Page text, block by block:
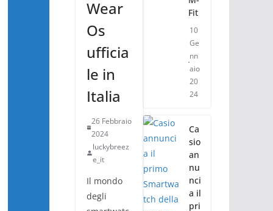
Wear
Os
ufficia
le in
Italia
26 Febbraio
2024
luckybreez
e_it
Il mondo
degli
Fit
10
Ge
nn
aio
20
24
Ca
sio
an
nu
nci
a il
pri